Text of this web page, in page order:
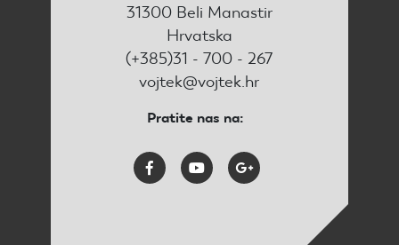
31300 Beli Manastir
Hrvatska
(+385)31 - 700 - 267
vojtek@vojtek.hr
Pratite nas na: